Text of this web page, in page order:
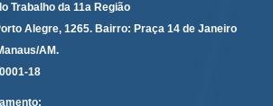
de TI
das Contratações Obras
Colaborativa
Trabalho da 11a Região
Alegre, 1265. Bairro: Praça 14 de Janeiro
AM.
18